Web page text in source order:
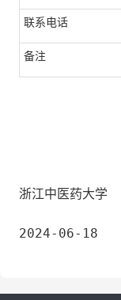
联系电话
备注
浙江中医药大学
2024-06-18